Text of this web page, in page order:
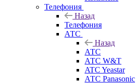
Телефония
Назад
Телефония
АТС
Назад
АТС
АТС W&T
ATC Yeastar
АТС Panasonic